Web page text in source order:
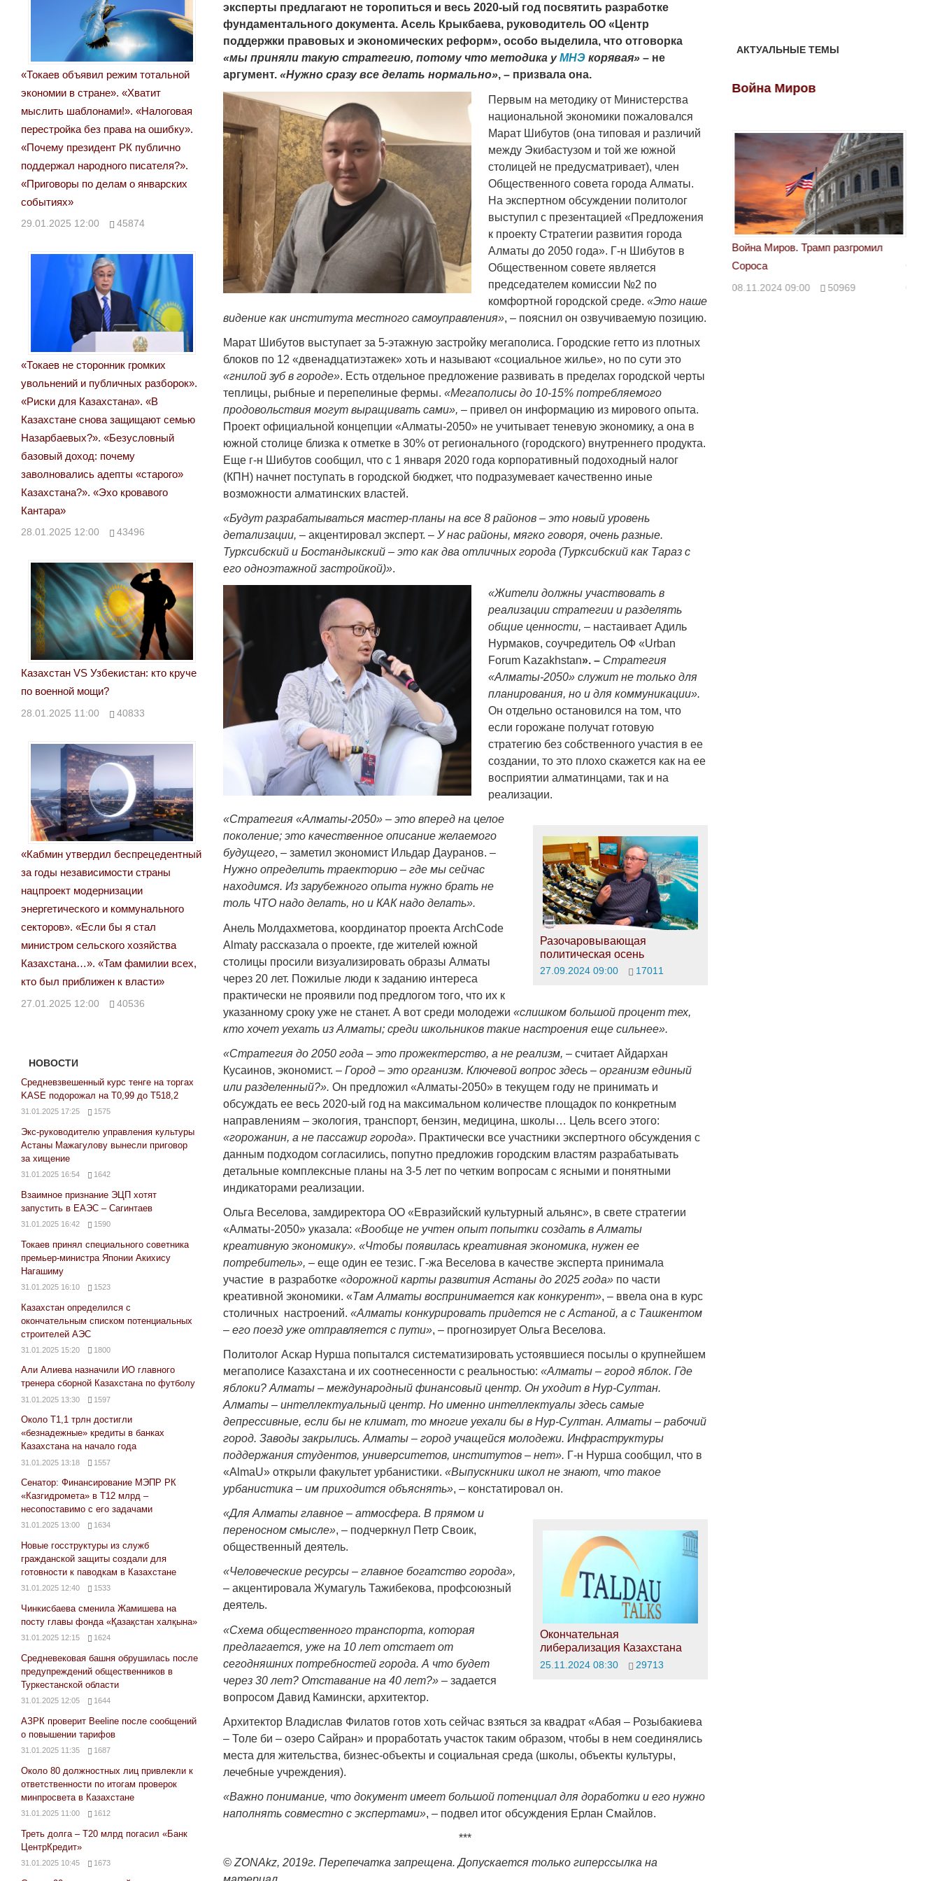
эксперты предлагают не торопиться и весь 2020-ый год посвятить разработке
фундаментального документа. Асель Крыкбаева, руководитель ОО «Центр
поддержки правовых и экономических реформ», особо выделила, что отговорка
«мы приняли такую стратегию, потому что методика уМНЭ корявая» – не
аргумент.«Нужно сразу все делать нормально», – призвала она.
Первым на методику от Министерства
национальной экономики пожаловался
Марат Шибутов (она типовая и различий
между Экибастузом и той же южной
столицей не предусматривает), член
Общественного совета города Алматы.
На экспертном обсуждении политолог
выступил с презентацией «Предложения
к проекту Стратегии развития города
Алматы до 2050 года». Г-н Шибутов в
Общественном совете является
председателем комиссии №2 по
комфортной городской среде.«Это наше
видение как института местного самоуправления», – пояснил он озвучиваемую позицию.
Марат Шибутов выступает за 5-этажную застройку мегаполиса. Городские гетто из плотных
блоков по 12 «двенадцатиэтажек» хоть и называют «социальное жилье», но по сути это
«гнилой зуб в городе». Есть отдельное предложение развивать в пределах городской черты
теплицы, рыбные и перепелиные фермы.«Мегаполисы до 10-15% потребляемого
продовольствия могут выращивать сами», – привел он информацию из мирового опыта.
Проект официальной концепции «Алматы-2050» не учитывает теневую экономику, а она в
южной столице близка к отметке в 30% от регионального (городского) внутреннего продукта.
Еще г-н Шибутов сообщил, что с 1 января 2020 года корпоративный подоходный налог
(КПН) начнет поступать в городской бюджет, что подразумевает качественно иные
возможности алматинских властей.
«Будут разрабатываться мастер-планы на все 8 районов – это новый уровень
детализации,– акцентировал эксперт. –У нас районы, мягко говоря, очень разные.
Турксибский и Бостандыкский – это как два отличных города (Турксибский как Тараз с
его одноэтажной застройкой)».
«Жители должны участвовать в
реализации стратегии и разделять
общие ценности, – настаивает Адиль
Нурмаков, соучредитель ОФ «Urban
Forum Kazakhstan». – Стратегия
«Алматы-2050» служит не только для
планирования, но и для коммуникации».
Он отдельно остановился на том, что
если горожане получат готовую
стратегию без собственного участия в ее
создании, то это плохо скажется как на ее
восприятии алматинцами, так и на
реализации.
Разочаровывающая
политическая осень
27.09.2024 09:00 17011
«Стратегия «Алматы-2050» – это вперед на целое
поколение; это качественное описание желаемого
будущего, – заметил экономист Ильдар Дауранов. –
Нужно определить траекторию – где мы сейчас
находимся. Из зарубежного опыта нужно брать не
толь ЧТО надо делать, но и КАК надо делать».
Анель Молдахметова, координатор проекта ArchCode
Almaty рассказала о проекте, где жителей южной
столицы просили визуализировать образы Алматы
через 20 лет. Пожилые люди к заданию интереса
практически не проявили под предлогом того, что их к
указанному сроку уже не станет. А вот среди молодежи«слишком большой процент тех,
кто хочет уехать из Алматы; среди школьников такие настроения еще сильнее».
«Стратегия до 2050 года – это прожектерство, а не реализм, – считает Айдархан
Кусаинов, экономист. –Город – это организм. Ключевой вопрос здесь – организм единый
или разделенный?». Он предложил «Алматы-2050» в текущем году не принимать и
обсуждать ее весь 2020-ый год на максимальном количестве площадок по конкретным
направлениям – экология, транспорт, бензин, медицина, школы… Цель всего этого:
«горожанин, а не пассажир города». Практически все участники экспертного обсуждения с
данным подходом согласились, попутно предложив городским властям разрабатывать
детальные комплексные планы на 3-5 лет по четким вопросам с ясными и понятными
индикаторами реализации.
Ольга Веселова, замдиректора ОО «Евразийский культурный альянс», в свете стратегии
«Алматы-2050» указала:«Вообще не учтен опыт попытки создать в Алматы
креативную экономику». «Чтобы появилась креативная экономика, нужен ее
потребитель», – еще один ее тезис. Г-жа Веселова в качестве эксперта принимала
участие в разработке«дорожной карты развития Астаны до 2025 года» по части
креативной экономики. «Там Алматы воспринимается как конкурент», – ввела она в курс
столичных настроений.«Алматы конкурировать придется не с Астаной, а с Ташкентом
– его поезд уже отправляется с пути», – прогнозирует Ольга Веселова.
Политолог Аскар Нурша попытался систематизировать устоявшиеся посылы о крупнейшем
мегаполисе Казахстана и их соотнесенности с реальностью:«Алматы – город яблок. Где
яблоки? Алматы – международный финансовый центр. Он уходит в Нур-Султан.
Алматы – интеллектуальный центр. Но именно интеллектуалы здесь самые
депрессивные, если бы не климат, то многие уехали бы в Нур-Султан. Алматы – рабочий
город. Заводы закрылись. Алматы – город учащейся молодежи. Инфраструктуры
поддержания студентов, университетов, институтов – нет». Г-н Нурша сообщил, что в
«AlmaU» открыли факультет урбанистики.«Выпускники школ не знают, что такое
урбанистика – им приходится объяснять», – констатировал он.
Окончательная
либерализация Казахстана
25.11.2024 08:30 29713
«Для Алматы главное – атмосфера. В прямом и
переносном смысле», – подчеркнул Петр Своик,
общественный деятель.
«Человеческие ресурсы – главное богатство города»,
– акцентировала Жумагуль Тажибекова, профсоюзный
деятель.
«Схема общественного транспорта, которая
предлагается, уже на 10 лет отстает от
сегодняшних потребностей города. А что будет
через 30 лет? Отставание на 40 лет?» – задается
вопросом Давид Камински, архитектор.
Архитектор Владислав Филатов готов хоть сейчас взяться за квадрат «Абая – Розыбакиева
– Толе би – озеро Сайран» и проработать участок таким образом, чтобы в нем соединялись
места для жительства, бизнес-объекты и социальная среда (школы, объекты культуры,
лечебные учреждения).
«Важно понимание, что документ имеет большой потенциал для доработки и его нужно
наполнять совместно с экспертами», – подвел итог обсуждения Ерлан Смайлов.
***
© ZONAkz, 2019г. Перепечатка запрещена. Допускается только гиперссылка на
«Токаев объявил режим тотальной
экономии в стране». «Хватит
мыслить шаблонами!». «Налоговая
перестройка без права на ошибку».
«Почему президент РК публично
поддержал народного писателя?».
«Приговоры по делам о январских
событиях»
29.01.2025 12:00 45874
«Токаев не сторонник громких
увольнений и публичных разборок».
«Риски для Казахстана». «В
Казахстане снова защищают семью
Назарбаевых?». «Безусловный
базовый доход: почему
заволновались адепты «старого»
Казахстана?». «Эхо кровавого
Кантара»
28.01.2025 12:00 43496
Казахстан VS Узбекистан: кто круче
по военной мощи?
28.01.2025 11:00 40833
«Кабмин утвердил беспрецедентный
за годы независимости страны
нацпроект модернизации
энергетического и коммунального
секторов». «Если бы я стал
министром сельского хозяйства
Казахстана…». «Там фамилии всех,
кто был приближен к власти»
27.01.2025 12:00 40536
НОВОСТИ
Средневзвешенный курс тенге на торгах
KASE подорожал на Т0,99 до Т518,2
31.01.2025 17:25 1575
Экс-руководителю управления культуры
Астаны Мажагулову вынесли приговор
за хищение
31.01.2025 16:54 1642
Взаимное признание ЭЦП хотят
запустить в ЕАЭС – Сагинтаев
31.01.2025 16:42 1590
Токаев принял специального советника
премьер-министра Японии Акихису
Нагашиму
31.01.2025 16:10 1523
Казахстан определился с
окончательным списком потенциальных
строителей АЭС
31.01.2025 15:20 1800
Али Алиева назначили ИО главного
тренера сборной Казахстана по футболу
31.01.2025 13:30 1597
Около Т1,1 трлн достигли
«безнадежные» кредиты в банках
Казахстана на начало года
31.01.2025 13:18 1557
Сенатор: Финансирование МЭПР РК
«Казгидромета» в Т12 млрд –
несопоставимо с его задачами
31.01.2025 13:00 1634
Новые госструктуры из служб
гражданской защиты создали для
готовности к паводкам в Казахстане
31.01.2025 12:40 1533
Чинкисбаева сменила Жамишева на
посту главы фонда «Қазақстан халқына»
31.01.2025 12:15 1624
Средневековая башня обрушилась после
предупреждений общественников в
Туркестанской области
31.01.2025 12:05 1644
АЗРК проверит Beeline после сообщений
о повышении тарифов
31.01.2025 11:35 1687
Около 80 должностных лиц привлекли к
ответственности по итогам проверок
минпросвета в Казахстане
31.01.2025 11:00 1612
Треть долга – Т20 млрд погасил «Банк
ЦентрКредит»
31.01.2025 10:45 1673
АКТУАЛЬНЫЕ ТЕМЫ
Война Миров. Трамп разгромил
Сороса
08.11.2024 09:00 50969
Война Миров
Война Миров. Трамп разгромил
Сороса
08.11.2024 09:00 50969